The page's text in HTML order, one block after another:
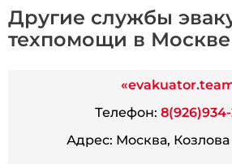
Другие службы
техпомощи в Москве
Телефон:
Адрес: Москва, Козлова